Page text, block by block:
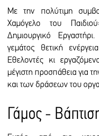
Με την πολύτιμη
Χαμόγελο του
Δημιουργικό
γεμάτος θετική
Εθελοντές κι
μέγιστη προσπάθεια για
και των δράσεων του
Γάμος -